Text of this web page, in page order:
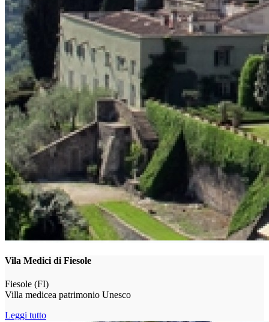
Vila Medici di Fiesole
Fiesole (FI)
Villa medicea patrimonio Unesco
Leggi tutto